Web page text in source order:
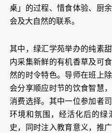
桌」的过程、惜食体验、厨
会及大自然的联系。
其中，绿汇学苑举办的纯素
内采集新鲜的有机香草及可
然的时令特色。导师在班上
会分享顺应时节的饮食智慧
消费选择。其中一位参加者
环境和氛围，经活化后的绿
史，同时注入教育意义，推